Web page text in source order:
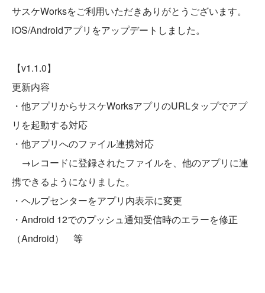
サスケWorksをご利用いただきありがとうございます。
iOS/Androidアプリをアップデートしました。
【v1.1.0】
更新内容
・他アプリからサスケWorksアプリのURLタップでアプ
リを起動する対応
・他アプリへのファイル連携対応
→レコードに登録されたファイルを、他のアプリに連
携できるようになりました。
・ヘルプセンターをアプリ内表示に変更
・Android 12でのプッシュ通知受信時のエラーを修正
（Android） 等